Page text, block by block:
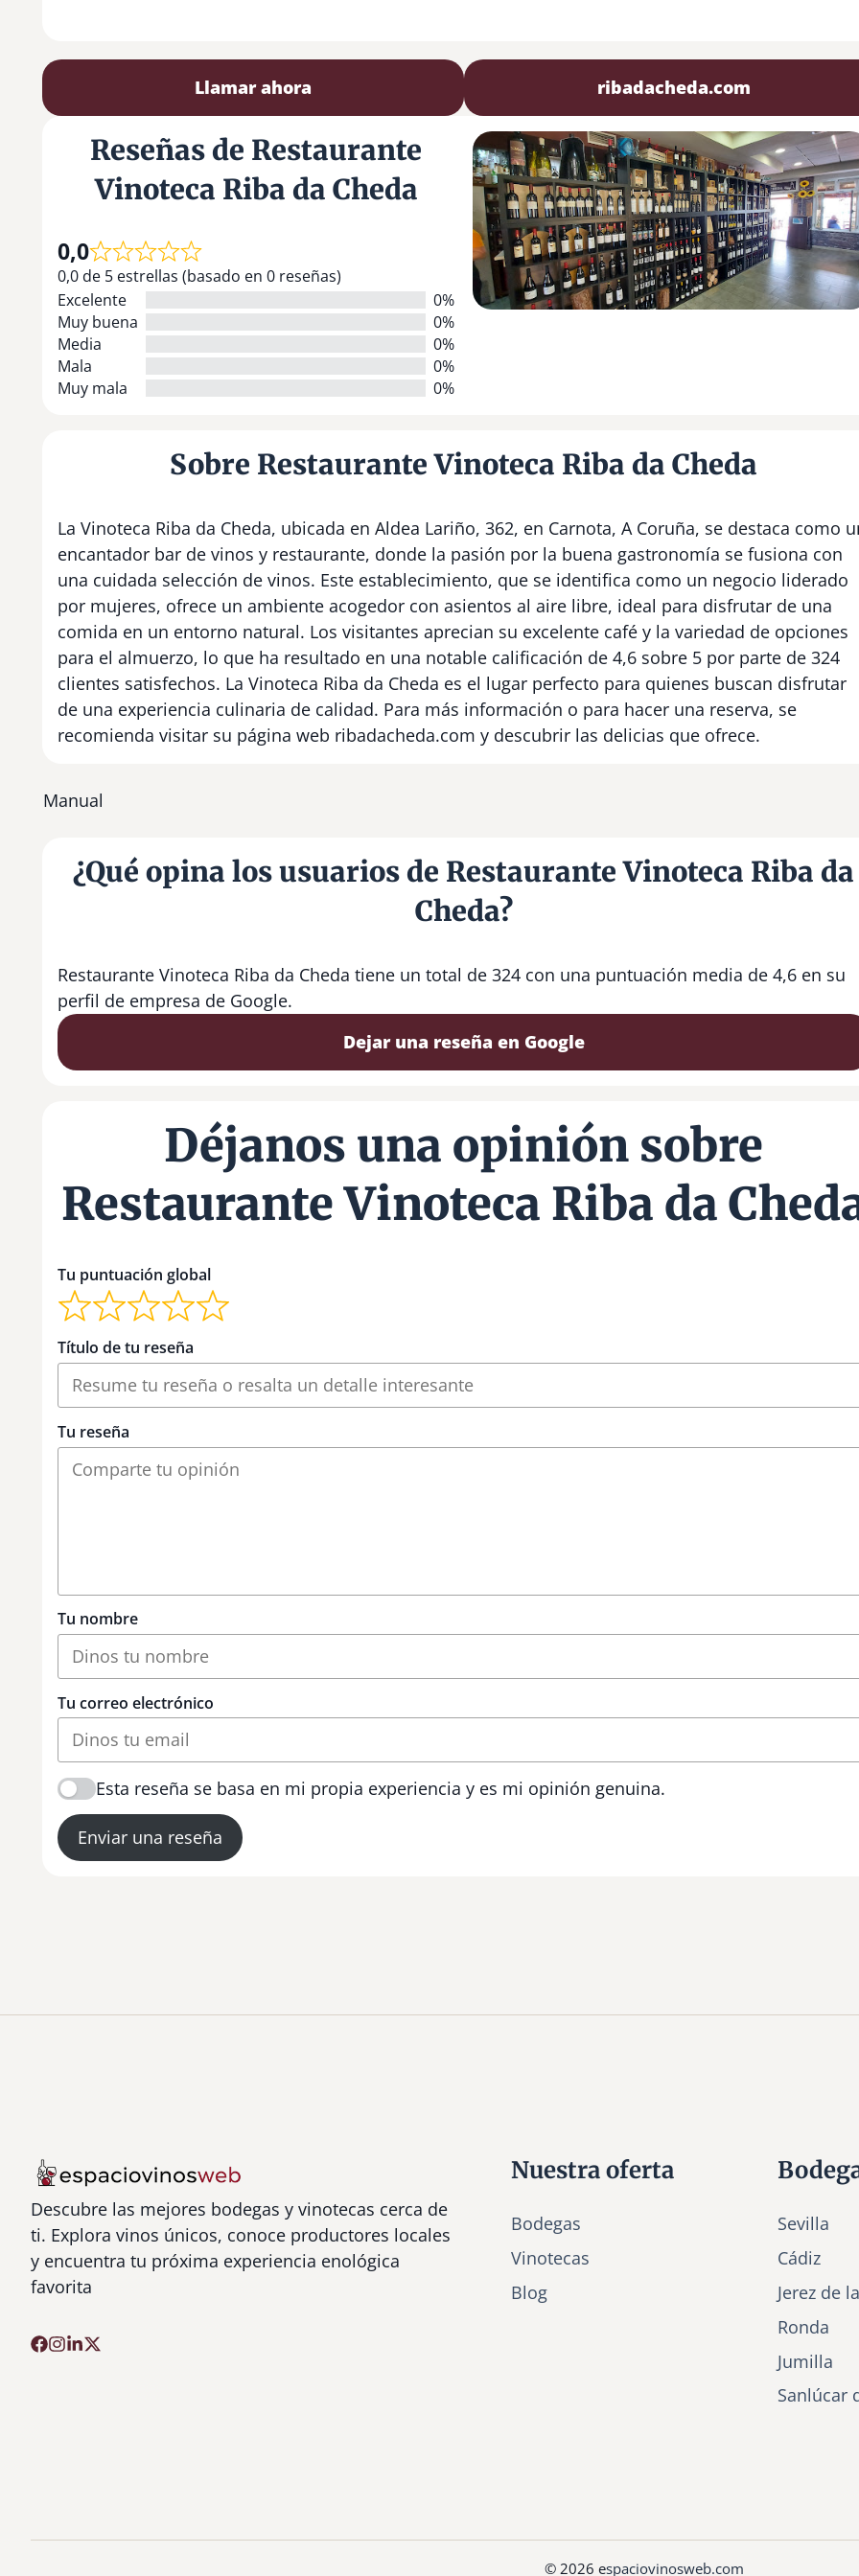
Llamar ahora ribadacheda.com
Reseñas de Restaurante
Vinoteca Riba da Cheda
0,0
0,0 de 5 estrellas (basado en 0 reseñas)
Excelente
0%
Muy buena
0%
Media
0%
Mala
0%
Muy mala
0%
Sobre Restaurante Vinoteca Riba da Cheda
La Vinoteca Riba da Cheda, ubicada en Aldea Lariño, 362, en Carnota, A Coruña, se destaca como
encantador bar de vinos y restaurante, donde la pasión por la buena gastronomía se fusiona con
una cuidada selección de vinos. Este establecimiento, que se identifica como un negocio liderado
por mujeres, ofrece un ambiente acogedor con asientos al aire libre, ideal para disfrutar de una
comida en un entorno natural. Los visitantes aprecian su excelente café y la variedad de opciones
para el almuerzo, lo que ha resultado en una notable calificación de 4,6 sobre 5 por parte de 324
clientes satisfechos. La Vinoteca Riba da Cheda es el lugar perfecto para quienes buscan disfrutar
de una experiencia culinaria de calidad. Para más información o para hacer una reserva, se
recomienda visitar su página web ribadacheda.com y descubrir las delicias que ofrece.
Manual
¿Qué opina los usuarios de Restaurante Vinoteca Riba da
Cheda?
Restaurante Vinoteca Riba da Cheda tiene un total de 324 con una puntuación media de 4,6 en su
perfil de empresa de Google.
Dejar una reseña en Google
Déjanos una opinión sobre
Restaurante Vinoteca Riba da
Tu puntuación global
Título de tu reseña
Tu reseña
Tu nombre
Tu correo electrónico
Esta reseña se basa en mi propia experiencia y es mi opinión genuina.
Enviar una reseña
Descubre las mejores bodegas y vinotecas cerca de
ti. Explora vinos únicos, conoce productores locales
y encuentra tu próxima experiencia enológica
favorita
Nuestra oferta
Bodegas
Vinotecas
Blog
Sevilla
Cádiz
Jerez de
Ronda
Jumilla
Sanlúcar
© 2026 espaciovinosweb.com